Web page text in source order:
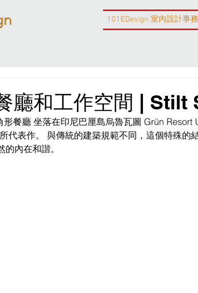
101EDesign 室內設計事
廳和工作空間 | Stilt
餐廳 坐落在印尼巴厘島烏魯瓦圖 Grün Resort
代表作。 與傳統的建築規範不同，這個特殊的
的內在和諧。